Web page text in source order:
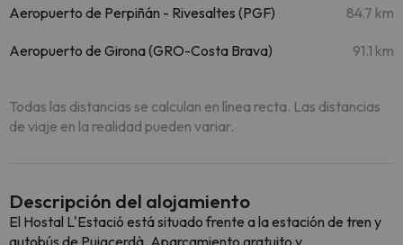
Aeropuerto de Perpiñán - Rivesaltes (PGF) 84.7 km
Aeropuerto de Girona (GRO-Costa Brava) 91.1 km
Todas las distancias se calculan en línea recta. Las distancias
de viaje en la realidad pueden variar.
Descripción del alojamiento
El Hostal L'Estació está situado frente a la estación de tren y
autobús de Puigcerdà. Aparcamiento gratuito y